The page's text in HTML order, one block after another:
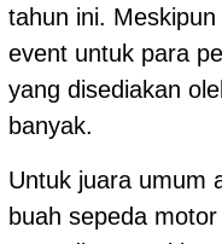
tahun ini.
event untuk para
yang disediakan
banyak.
Untuk juara umum
buah sepeda